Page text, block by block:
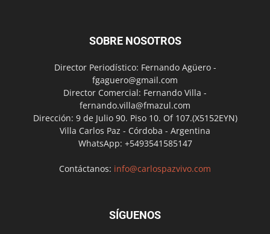
SOBRE NOSOTROS
Director Periodístico: Fernando Agüero -
fgaguero@gmail.com
Director Comercial: Fernando Villa -
fernando.villa@fmazul.com
Dirección: 9 de Julio 90. Piso 10. Of 107.(X5152EYN)
Villa Carlos Paz - Córdoba - Argentina
WhatsApp: +5493541585147
Contáctanos: info@carlospazvivo.com
SÍGUENOS